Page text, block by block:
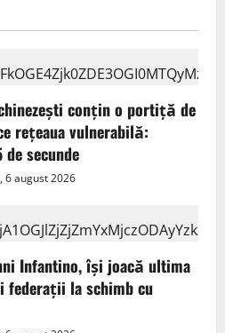
conțin o portiță de
rețeaua vulnerabilă:
secunde
6 august 2026
Infantino, îşi joacă ultima
federații la schimb cu